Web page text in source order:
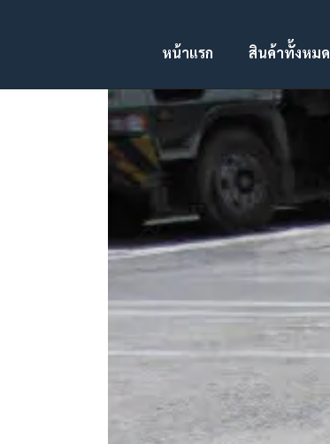
หน้าแรก สินค้าทั้งหมด